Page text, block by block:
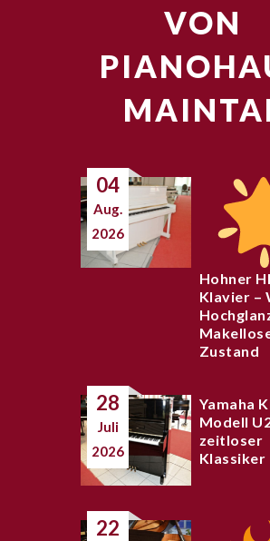
VON
04
Aug.
2026
Hohner
Klavier –
Zustand
28
Juli
2026
Yamaha
Modell
zeitloser
Klassiker
22